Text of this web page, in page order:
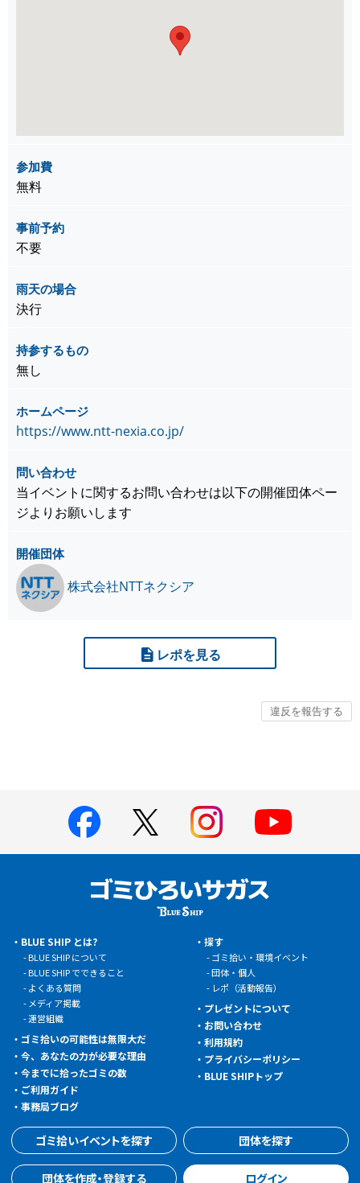
参加費
無料
事前予約
不要
雨天の場合
決行
持参するもの
無し
ホームページ
https://www.ntt-nexia.co.jp/
問い合わせ
当イベントに関するお問い合わせは以下の開催団体ペー
ジよりお願いします
開催団体
株式会社NTTネクシア
レポを見る
BLUE SHIP とは?
BLUE SHIP について
BLUE SHIP でできること
よくある質問
メディア掲載
運営組織
ゴミ拾いの可能性は無限大だ
今、あなたの力が必要な理由
今までに拾ったゴミの数
ご利用ガイド
事務局ブログ
探す
ゴミ拾い・環境イベント
団体・個人
レポ（活動報告）
プレゼントについて
お問い合わせ
利用規約
プライバシーポリシー
BLUE SHIPトップ
ゴミ拾いイベントを探す 団体を探す
団体を作成・登録する ログイン